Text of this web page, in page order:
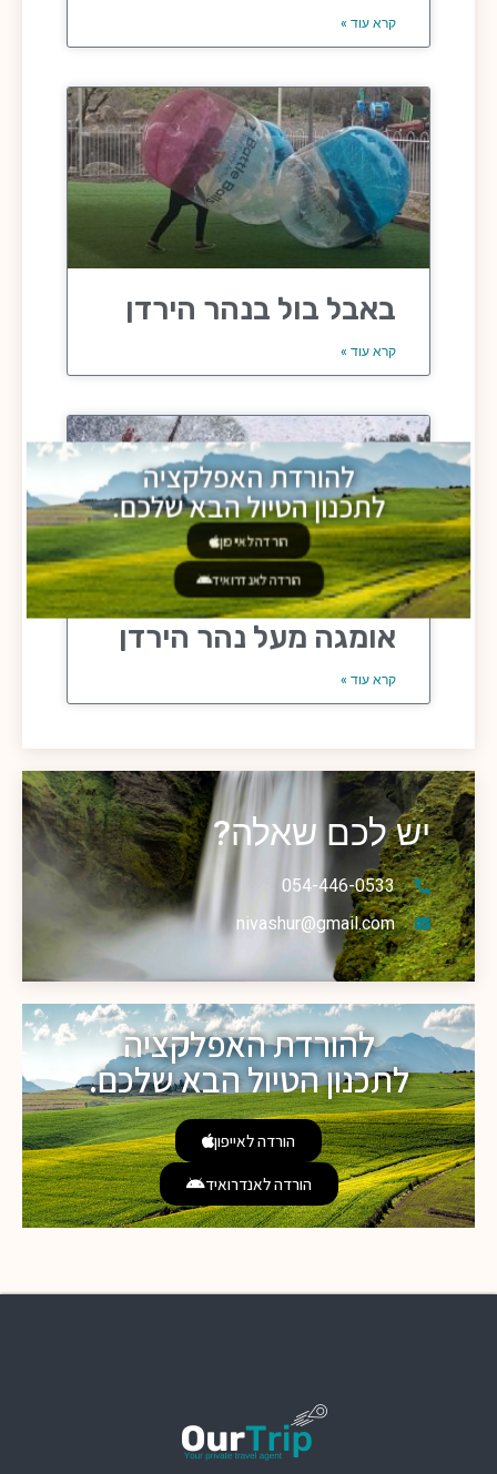
קרא עוד »
באבל בול בנהר הירדן
קרא עוד »
אומגה מעל נהר הירדן
קרא עוד »
יש לכם שאלה?
054-446-0533
nivashur@gmail.com
להורדת האפלקציה
לתכנון הטיול הבא שלכם.
הורדה לאייפון
הורדה לאנדרואיד
להורדת האפלקציה
לתכנון הטיול הבא שלכם.
הורדה לאייפון
הורדה לאנדרואיד